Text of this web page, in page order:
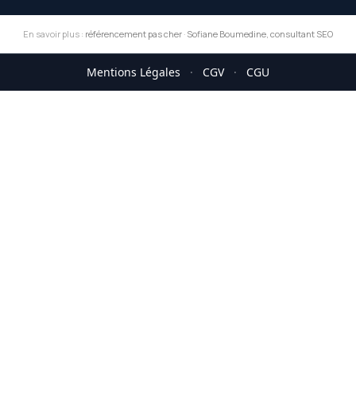
En savoir plus : référencement pas cher · Sofiane Boumedine, consultant SEO
Mentions Légales · CGV · CGU